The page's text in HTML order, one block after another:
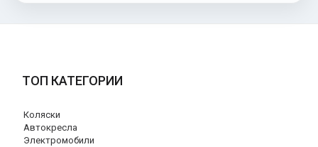
ТОП КАТЕГОРИИ
Коляски
Автокресла
Электромобили